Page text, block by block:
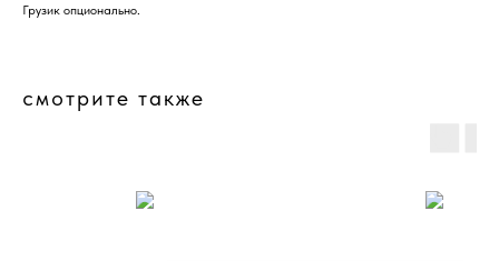
Грузик опционально.
смотрите также